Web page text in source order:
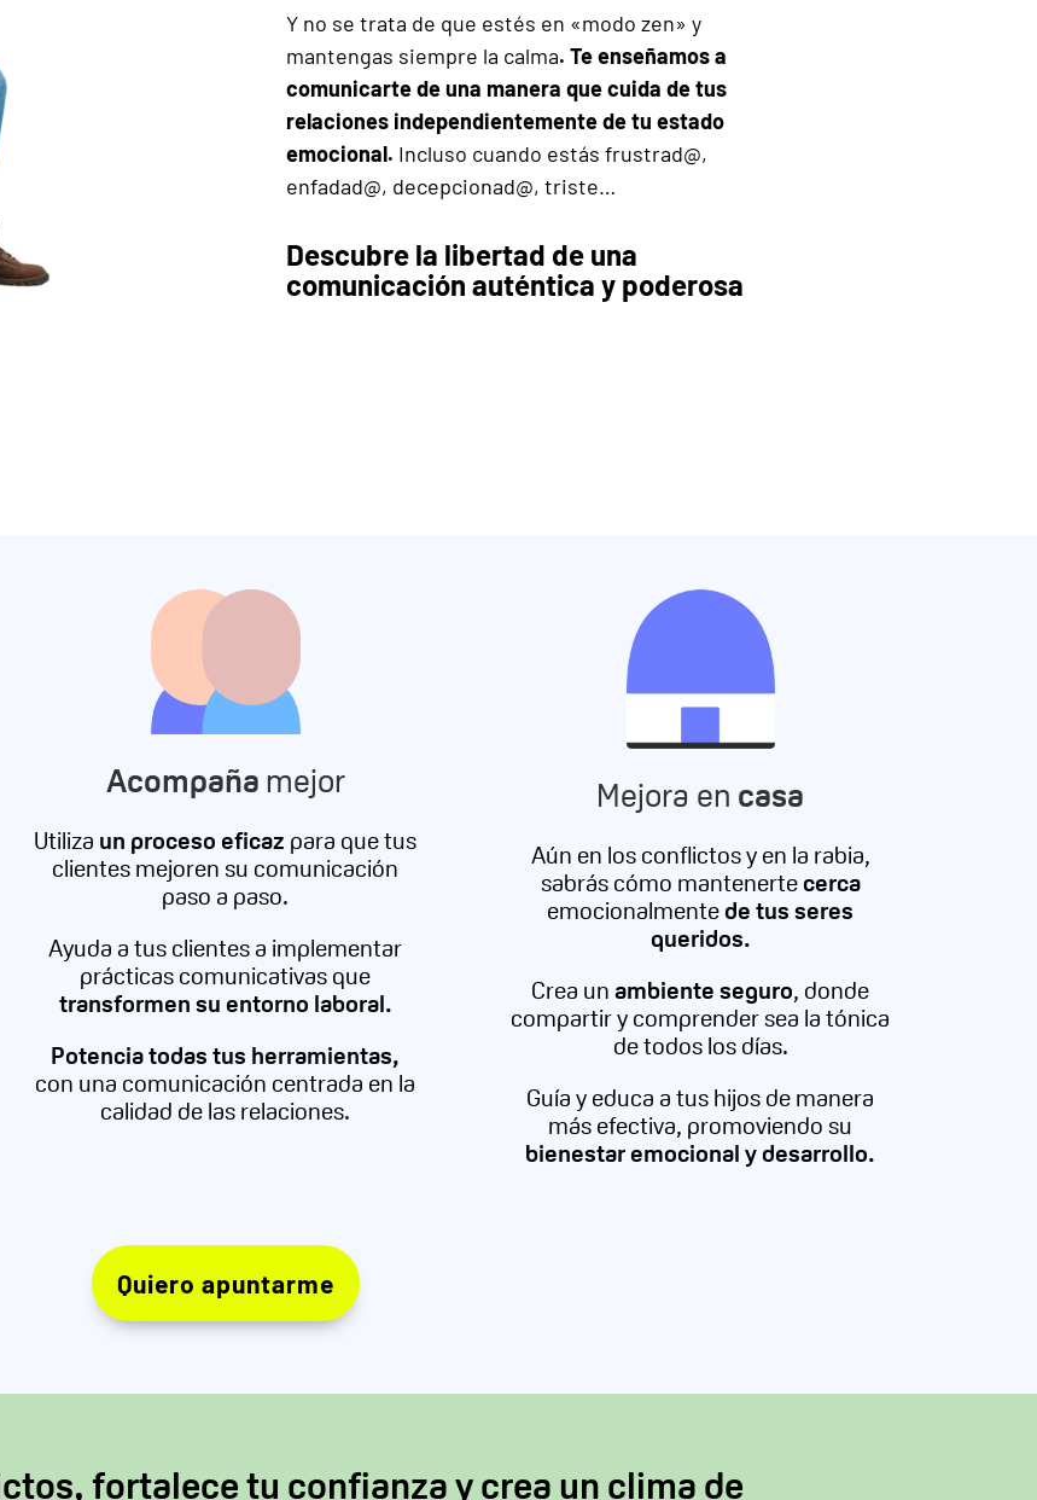
Y no se trata de que estés en «modo zen» y
mantengas siempre la calma. Te enseñamos a
comunicarte de una manera que cuida de tus
relaciones independientemente de tu estado
emocional. Incluso cuando estás frustrad@,
enfadad@, decepcionad@, triste…
Descubre la libertad de una
comunicación auténtica y poderosa
Acompaña mejor
Utiliza un proceso eficaz para que tus
clientes mejoren su comunicación
paso a paso.
Ayuda a tus clientes a implementar
prácticas comunicativas que
transformensu entorno laboral.
Potencia todas tus herramientas,
con una comunicación centrada en la
calidad de las relaciones.
Mejora en casa
Aún en los conflictos y en la rabia,
sabrás cómo mantenertecerca
emocionalmentede tus seres
queridos.
Crea unambiente seguro, donde
compartir y comprender sea la tónica
de todos los días.
Guía y educa a tus hijos de manera
más efectiva, promoviendo su
bienestar emocional y desarrollo.
Quiero apuntarme
fortalece tu confianza y crea un clima de